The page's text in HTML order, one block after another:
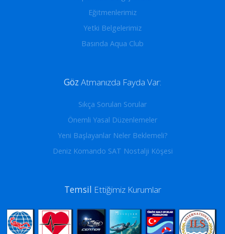
Eğitmenlerimiz
Yetki Belgelerimiz
Basında Aqua Club
Göz Atmanızda Fayda Var:
Sıkça Sorulan Sorular
Önemli Yasal Düzenlemeler
Yeni Başlayanlar Neler Beklemeli?
Deniz Komando SAT Nostalji Köşesi
Temsil Ettiğimiz Kurumlar